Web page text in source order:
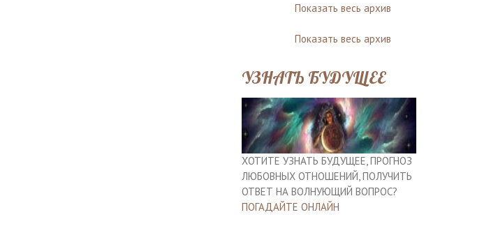
Показать весь архив
Показать весь архив
УЗНАТЬ БУДУЩЕЕ
ХОТИТЕ УЗНАТЬ БУДУЩЕЕ, ПРОГНОЗ
ЛЮБОВНЫХ ОТНОШЕНИЙ, ПОЛУЧИТЬ
ОТВЕТ НА ВОЛНУЮЩИЙ ВОПРОС?
ПОГАДАЙТЕ ОНЛАЙН